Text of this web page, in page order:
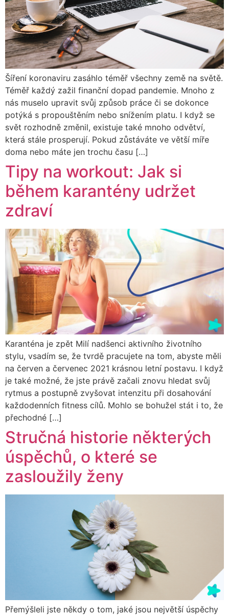
Šíření koronaviru zasáhlo téměř všechny země na světě.
Téměř každý zažil finanční dopad pandemie. Mnoho z
nás muselo upravit svůj způsob práce či se dokonce
potýká s propouštěním nebo snížením platu. I když se
svět rozhodně změnil, existuje také mnoho odvětví,
která stále prosperují. Pokud zůstáváte ve větší míře
doma nebo máte jen trochu času […]
Tipy na workout: Jak si
během karantény udržet
zdraví
Karanténa je zpět Milí nadšenci aktivního životního
stylu, vsadím se, že tvrdě pracujete na tom, abyste měli
na červen a červenec 2021 krásnou letní postavu. I když
je také možné, že jste právě začali znovu hledat svůj
rytmus a postupně zvyšovat intenzitu při dosahování
každodenních fitness cílů. Mohlo se bohužel stát i to, že
přechodné […]
Stručná historie některých
úspěchů, o které se
zasloužily ženy
Přemýšleli jste někdy o tom, jaké jsou největší úspěchy